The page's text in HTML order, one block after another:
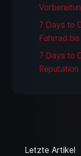
7 Days to
Fahrrad
7 Days to
Reputation
Letzte Artikel